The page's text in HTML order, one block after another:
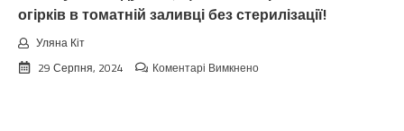
огірків в томатній заливці без стерилізації!
Уляна Кіт
29 Серпня, 2024
Коментарі Вимкненодо